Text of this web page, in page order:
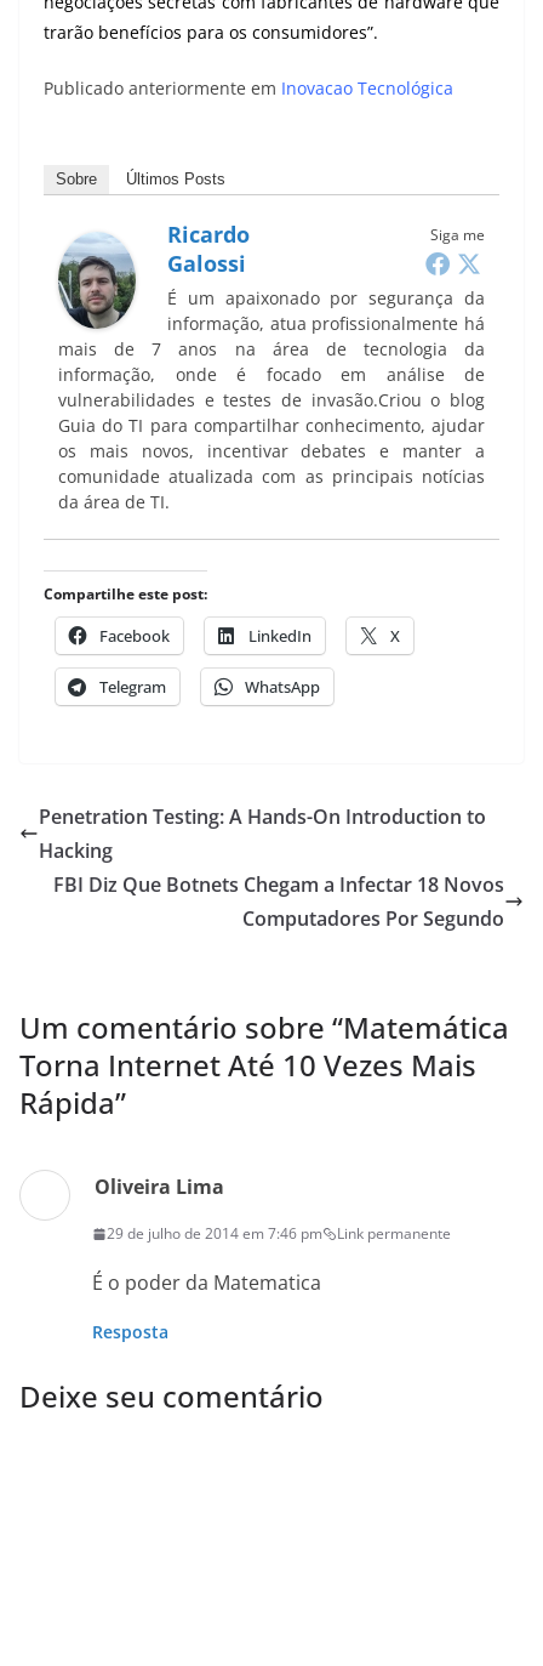
trarão benefícios para os consumidores”.
Publicado anteriormente em Inovacao Tecnológica
Sobre Últimos Posts
Siga me
Ricardo
Galossi
É um apaixonado por segurança da
informação, atua profissionalmente há
mais de 7 anos na área de tecnologia da
informação, onde é focado em análise de
vulnerabilidades e testes de invasão.Criou o blog
Guia do TI para compartilhar conhecimento, ajudar
os mais novos, incentivar debates e manter a
comunidade atualizada com as principais notícias
da área de TI.
Compartilhe este post:
Facebook LinkedIn X
Telegram WhatsApp
Penetration Testing: A Hands-On Introduction to
Hacking
FBI Diz Que Botnets Chegam a Infectar 18 Novos
Computadores Por Segundo
Um comentário sobre “Matemática
Torna Internet Até 10 Vezes Mais
Rápida”
Oliveira Lima
29 de julho de 2014 em 7:46 pm Link permanente
É o poder da Matematica
Resposta
Deixe seu comentário